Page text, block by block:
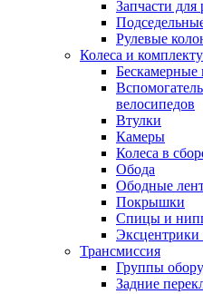
Запчасти для
Рулевые
Колеса и
Бескамерные
велосипедов
Втулки
Камеры
Колеса в
Обода
Ободные
Покрышки
Спицы и
Эксцентрики
Трансмиссия
Группы
Задние